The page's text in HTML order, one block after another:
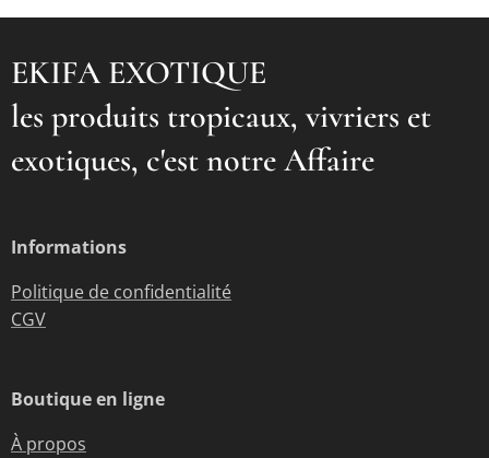
EKIFA EXOTIQUE
les produits tropicaux, vivriers et
exotiques, c'est notre Affaire
Informations
Politique de confidentialité
CGV
Boutique en ligne
À propos